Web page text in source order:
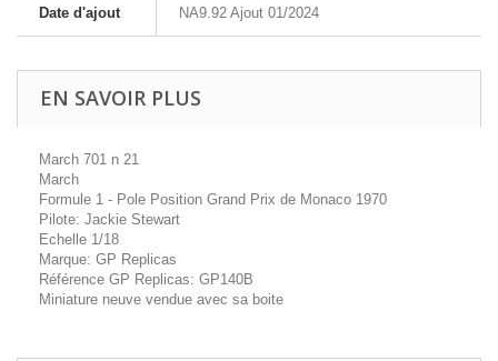
Date d'ajout NA9.92 Ajout 01/2024
EN SAVOIR PLUS
March 701 n 21
March
Formule 1 - Pole Position Grand Prix de Monaco 1970
Pilote: Jackie Stewart
Echelle 1/18
Marque: GP Replicas
Référence GP Replicas: GP140B
Miniature neuve vendue avec sa boite